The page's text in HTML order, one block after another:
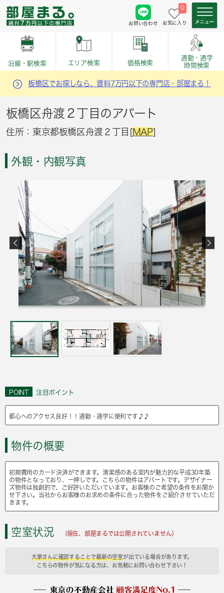
お問い合わせ
0
お気に入り
沿線・駅検索 エリア検索 価格検索
通勤・通学
時間検索
板橋区でお探しなら、賃料7万円以下の専門店・部屋まる！
板橋区舟渡２丁目のアパート
住所：東京都板橋区舟渡２丁目[MAP]
外観・内観写真
POINT 注目ポイント
都心へのアクセス良好！！通勤・通学に便利です♪♪
物件の概要
初期費用のカード決済ができます。清潔感のある室内が魅力的な平成30年築
の物件となっており、一押しです。こちらの物件はアパートです。デザイナー
ズ物件は独創的で、ご好評いただいています。お客様のご希望の条件をお聞か
せ下さい。当社からお客様のお求めの条件に合った物件をご紹介させていただ
きます。
空室状況 (現在、部屋まるでは公開されていません）
大家さんに確認することで最新の空室が出ている場合があります。
こちらの物件が気になる方は、お気軽にお問い合わせ下さい！